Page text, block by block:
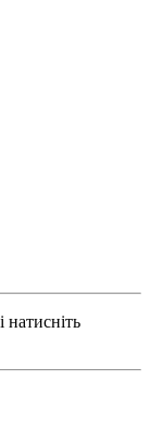
натисніть